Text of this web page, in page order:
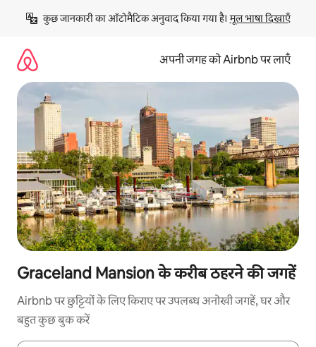
छोड़कर
कॉन्टेंट
कुछ जानकारी का ऑटोमैटिक अनुवाद किया गया है। मूल भाषा दिखाएँ
अपनी जगह को Airbnb पर लाएँ
Graceland Mansion के करीब ठहरने की जगहें
Airbnb पर छुट्टियों के लिए किराए पर उपलब्ध अनोखी जगहें, घर और
बहुत कुछ बुक करें